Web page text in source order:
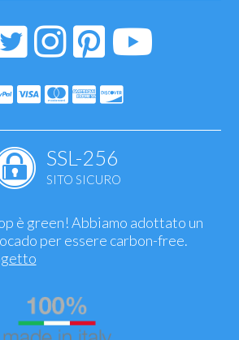
SSL-256
SITO SICURO
è green! Abbiamo adottato un
per essere carbon-free.